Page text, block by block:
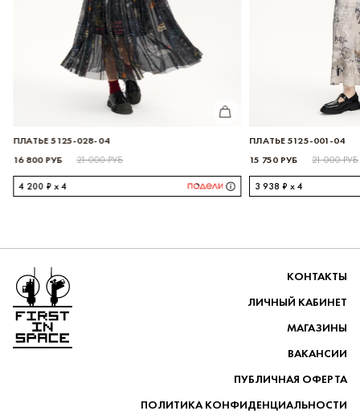
КУПИТЬ
ПЛАТЬЕ 5125-028-04
16 800 РУБ
21 000 РУБ
4 200 ₽ x 4
ПЛАТЬЕ 5125-001-04
15 750 РУБ
21 000 РУБ
3 938 ₽ x 4
Перейти на главную
КОНТАКТЫ
ЛИЧНЫЙ КАБИНЕТ
МАГАЗИНЫ
ВАКАНСИИ
ПУБЛИЧНАЯ ОФЕРТА
ПОЛИТИКА КОНФИДЕНЦИАЛЬНОСТИ